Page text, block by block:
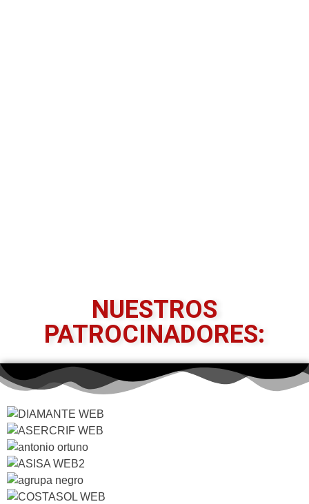
NUESTROS
PATROCINADORES: